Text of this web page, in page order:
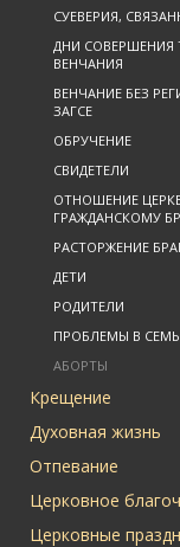
СУЕВЕРИЯ,
ДНИ СОВЕРШЕНИЯ
ВЕНЧАНИЯ
ВЕНЧАНИЕ БЕЗ
ЗАГСЕ
ОБРУЧЕНИЕ
СВИДЕТЕЛИ
ОТНОШЕНИЕ
ГРАЖДАНСКОМУ
РАСТОРЖЕНИЕ
ДЕТИ
РОДИТЕЛИ
ПРОБЛЕМЫ В
АБОРТЫ
Крещение
Духовная жизнь
Отпевание
Церковное
Церковные